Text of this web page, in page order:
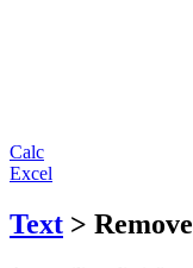
Calc
Excel
Text >